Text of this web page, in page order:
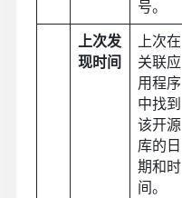
号。
上次发
现时间
上次在
关联应
用程序
中找到
该开源
库的日
期和时
间。